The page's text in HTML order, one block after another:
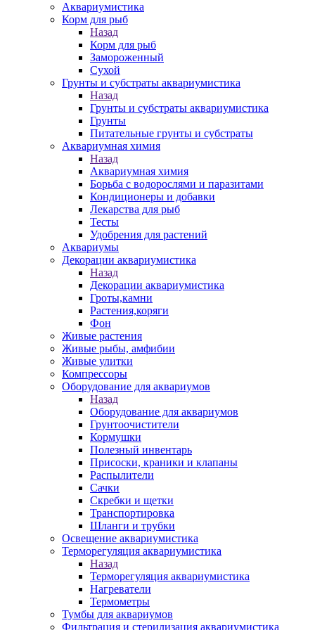
Аквариумистика
Корм для рыб
Назад
Корм для рыб
Замороженный
Сухой
Грунты и субстраты аквариумистика
Назад
Грунты и субстраты аквариумистика
Грунты
Питательные грунты и субстраты
Аквариумная химия
Назад
Аквариумная химия
Борьба с водорослями и паразитами
Кондиционеры и добавки
Лекарства для рыб
Тесты
Удобрения для растений
Аквариумы
Декорации аквариумистика
Назад
Декорации аквариумистика
Гроты,камни
Растения,коряги
Фон
Живые растения
Живые рыбы, амфибии
Живые улитки
Компрессоры
Оборудование для аквариумов
Назад
Оборудование для аквариумов
Грунтоочистители
Кормушки
Полезный инвентарь
Присоски, краники и клапаны
Распылители
Сачки
Скребки и щетки
Транспортировка
Шланги и трубки
Освещение аквариумистика
Терморегуляция аквариумистика
Назад
Терморегуляция аквариумистика
Нагреватели
Термометры
Тумбы для аквариумов
Фильтрация и стерилизация аквариумистика